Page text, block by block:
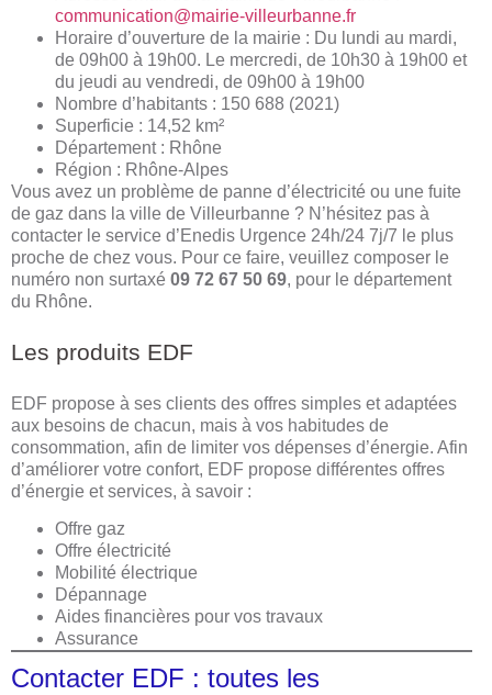
communication@mairie-villeurbanne.fr
Horaire d’ouverture de la mairie : Du lundi au mardi,
de 09h00 à 19h00. Le mercredi, de 10h30 à 19h00 et
du jeudi au vendredi, de 09h00 à 19h00
Nombre d’habitants : 150 688 (2021)
Superficie : 14,52 km²
Département : Rhône
Région : Rhône-Alpes
Vous avez un problème de panne d’électricité ou une fuite
de gaz dans la ville de Villeurbanne ? N’hésitez pas à
contacter le service d’Enedis Urgence 24h/24 7j/7 le plus
proche de chez vous. Pour ce faire, veuillez composer le
numéro non surtaxé 09 72 67 50 69, pour le département
du Rhône.
Les produits EDF
EDF propose à ses clients des offres simples et adaptées
aux besoins de chacun, mais à vos habitudes de
consommation, afin de limiter vos dépenses d’énergie. Afin
d’améliorer votre confort, EDF propose différentes offres
d’énergie et services, à savoir :
Offre gaz
Offre électricité
Mobilité électrique
Dépannage
Aides financières pour vos travaux
Assurance
Contacter EDF : toutes les